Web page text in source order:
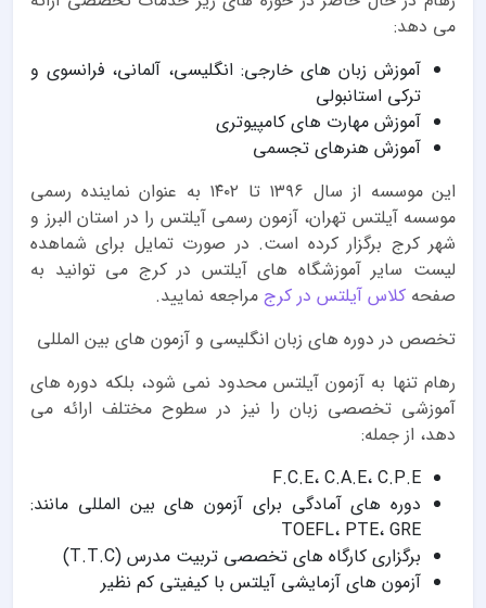
می دهد:
آموزش زبان های خارجی: انگلیسی، آلمانی، فرانسوی و
ترکی استانبولی
آموزش مهارت های کامپیوتری
آموزش هنرهای تجسمی
این موسسه از سال ۱۳۹۶ تا ۱۴۰۲ به عنوان نماینده رسمی
موسسه آیلتس تهران، آزمون رسمی آیلتس را در استان البرز و
شهر کرج برگزار کرده است. در صورت تمایل برای شماهده
لیست سایر آموزشگاه های آیلتس در کرج می توانید به
صفحه کلاس آیلتس در کرج مراجعه نمایید.
تخصص در دوره های زبان انگلیسی و آزمون های بین المللی
رهام تنها به آزمون آیلتس محدود نمی شود، بلکه دوره های
آموزشی تخصصی زبان را نیز در سطوح مختلف ارائه می
دهد، از جمله:
F.C.E، C.A.E، C.P.E
دوره های آمادگی برای آزمون های بین المللی مانند:
TOEFL، PTE، GRE
برگزاری کارگاه های تخصصی تربیت مدرس (T.T.C)
آزمون های آزمایشی آیلتس با کیفیتی کم نظیر